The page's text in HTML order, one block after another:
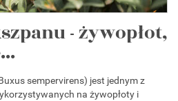
- żywopłot,
sempervirens) jest jednym z
na żywopłoty i